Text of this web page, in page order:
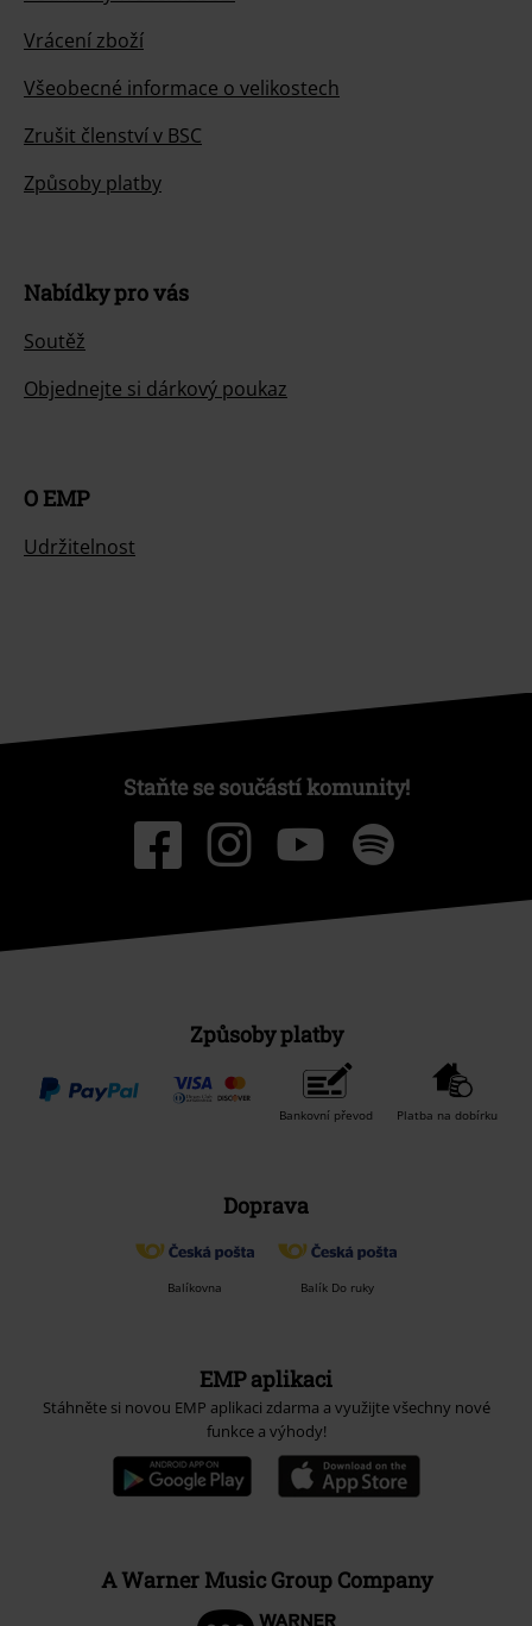
Vrácení zboží
Všeobecné informace o velikostech
Zrušit členství v BSC
Způsoby platby
Nabídky pro vás
Soutěž
Objednejte si dárkový poukaz
O EMP
Udržitelnost
Staňte se součástí komunity!
Způsoby platby
Bankovní převod Platba na dobírku
Doprava
Balíkovna Balík Do ruky
EMP aplikaci
Stáhněte si novou EMP aplikaci zdarma a využijte všechny nové
funkce a výhody!
A Warner Music Group Company